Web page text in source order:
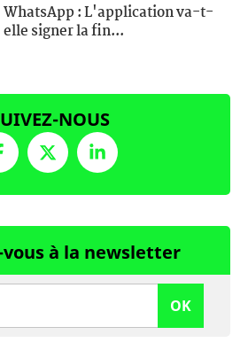
WhatsApp : L'application va-t-
elle signer la fin...
NOUS
à la newsletter
OK